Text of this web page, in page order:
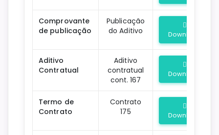
Comprovante
de publicação
Publicação
do Aditivo
Download
Aditivo
Contratual
Aditivo
contratual
cont. 167
Download
Termo de
Contrato
Contrato
175
Download